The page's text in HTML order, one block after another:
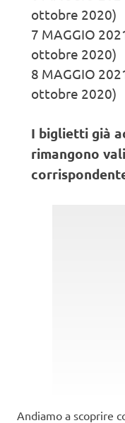
ottobre 2020)
7 MAGGIO
ottobre 2020)
8 MAGGIO
ottobre 2020)
I biglietti già
rimangono
Andiamo a scoprire